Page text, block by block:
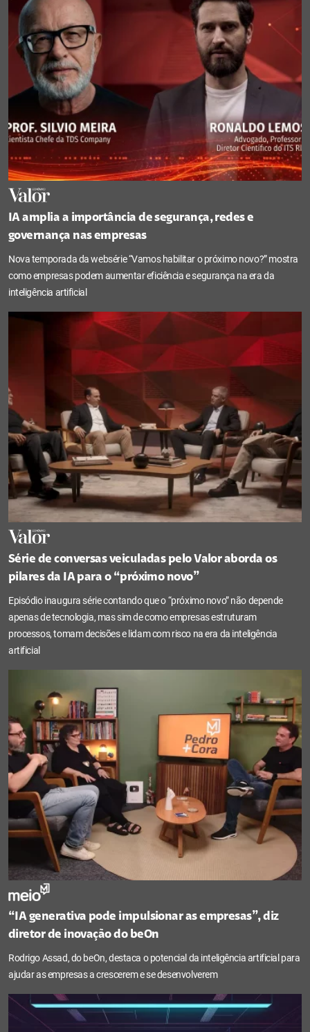
IA amplia a importância de segurança, redes e
governança nas empresas
Nova temporada da websérie “Vamos habilitar o próximo novo?” mostra
como empresas podem aumentar eficiência e segurança na era da
inteligência artificial
Série de conversas veiculadas pelo Valor aborda os
pilares da IA para o “próximo novo”
Episódio inaugura série contando que o “próximo novo” não depende
apenas de tecnologia, mas sim de como empresas estruturam
processos, tomam decisões e lidam com risco na era da inteligência
artificial
“IA generativa pode impulsionar as empresas”, diz
diretor de inovação do beOn
Rodrigo Assad, do beOn, destaca o potencial da inteligência artificial para
ajudar as empresas a crescerem e se desenvolverem